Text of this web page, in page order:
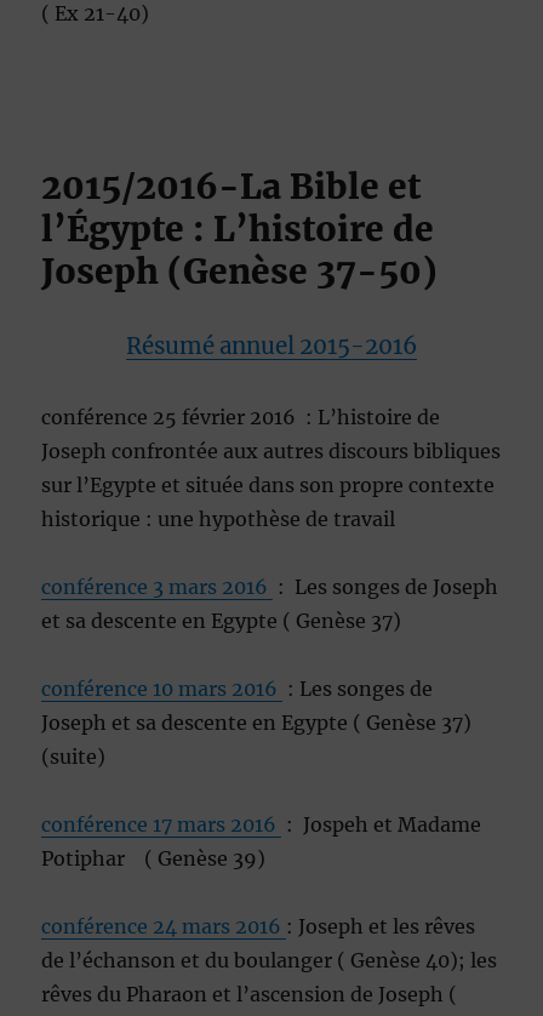
( Ex 21-40)
2015/2016-La Bible et
l’Égypte : L’histoire de
Joseph (Genèse 37-50)
Résumé annuel 2015-2016
conférence 25 février 2016 : L’histoire de
Joseph confrontée aux autres discours bibliques
sur l’Egypte et située dans son propre contexte
historique : une hypothèse de travail
conférence 3 mars 2016 : Les songes de Joseph
et sa descente en Egypte ( Genèse 37)
conférence 10 mars 2016 : Les songes de
Joseph et sa descente en Egypte ( Genèse 37)
(suite)
conférence 17 mars 2016 : Jospeh et Madame
Potiphar ( Genèse 39)
conférence 24 mars 2016 : Joseph et les rêves
de l’échanson et du boulanger ( Genèse 40); les
rêves du Pharaon et l’ascension de Joseph (